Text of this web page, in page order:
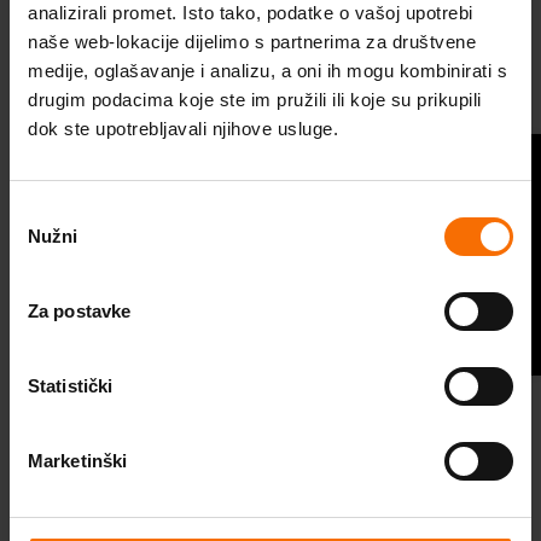
analizirali promet. Isto tako, podatke o vašoj upotrebi
naše web-lokacije dijelimo s partnerima za društvene
medije, oglašavanje i analizu, a oni ih mogu kombinirati s
drugim podacima koje ste im pružili ili koje su prikupili
dok ste upotrebljavali njihove usluge.
pristanka
Nužni
Za postavke
Statistički
Marketinški
Škola optimističnog roditeljstva
Probudi optimizam
Program za optimizam
Videosavjeti
Prijavi se na newsletter
Pridruži nam se i svježu dozu optimizma šaljemo ti
ravno u inbox!
suglasan/na sam da se moji osobni podaci,
uključujući i e-mail adresu, dijele, obrađuju i
koriste od strane povezanih društava
Pitaj psihologa